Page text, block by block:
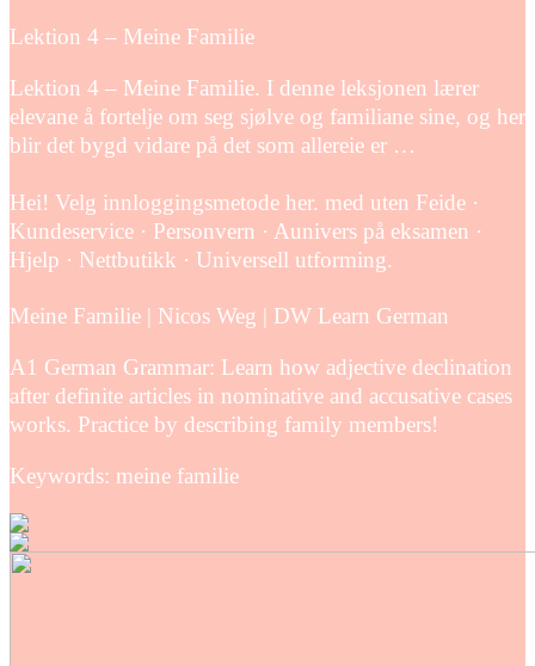
Lektion 4 – Meine Familie
Lektion 4 – Meine Familie. I denne leksjonen lærer
elevane å fortelje om seg sjølve og familiane sine, og her
blir det bygd vidare på det som allereie er …
Hei! Velg innloggingsmetode her. med uten Feide ·
Kundeservice · Personvern · Aunivers på eksamen ·
Hjelp · Nettbutikk · Universell utforming.
Meine Familie | Nicos Weg | DW Learn German
A1 German Grammar: Learn how adjective declination
after definite articles in nominative and accusative cases
works. Practice by describing family members!
Keywords: meine familie